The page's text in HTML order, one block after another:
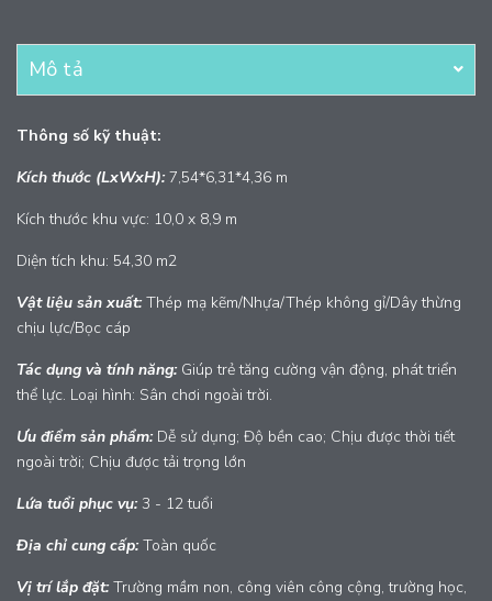
Mô tả
Thông số kỹ thuật:
Kích thước (LxWxH):7,54*6,31*4,36 m
Kích thước khu vực: 10,0 x 8,9 m
Diện tích khu: 54,30 m2
Vật liệu sản xuất:Thép mạ kẽm/Nhựa/Thép không gỉ/Dây thừng
chịu lực/Bọc cáp
Tác dụng và tính năng: Giúp trẻ tăng cường vận động, phát triển
thể lực. Loại hình: Sân chơi ngoài trời.
Ưu điểm sản phẩm:Dễ sử dụng; Độ bền cao; Chịu được thời tiết
ngoài trời; Chịu được tải trọng lớn
Lứa tuổi phục vụ:3 - 12 tuổi
Địa chỉ cung cấp:Toàn quốc
Vị trí lắp đặt:Trường mầm non, công viên công cộng, trường học,